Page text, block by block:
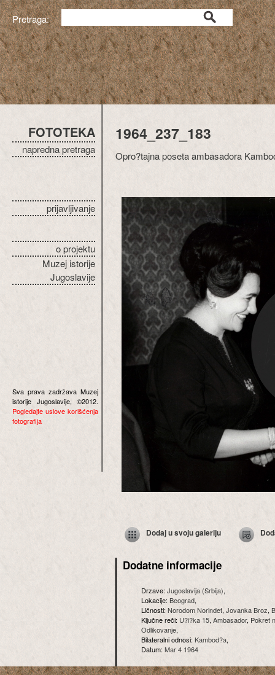
Pretraga:
FOTOTEKA
napredna pretraga
prijavljivanje
o projektu
Muzej istorije
Jugoslavije
Sva prava zadržava Muzej
istorije Jugoslavije, ©2012.
Pogledajte uslove korišćenja
fotografija
1964_237_183
Opro?tajna poseta ambasadora
Dodaj u svoju galeriju
Dodatne informacije
Drzave:Jugoslavija (Srbija),
Lokacije:Beograd,
Ličnosti:Norodom Norindet, Jovanka Broz,
Ključne reči: U?i?ka 15, Ambasador, Pokret
Odlikovanje,
Bilateralni odnosi:Kambod?a,
Datum:Mar 4 1964